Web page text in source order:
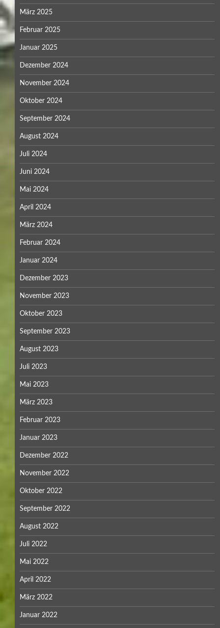
März 2025
Februar 2025
Januar 2025
Dezember 2024
November 2024
Oktober 2024
September 2024
August 2024
Juli 2024
Juni 2024
Mai 2024
April 2024
März 2024
Februar 2024
Januar 2024
Dezember 2023
November 2023
Oktober 2023
September 2023
August 2023
Juli 2023
Mai 2023
März 2023
Februar 2023
Januar 2023
Dezember 2022
November 2022
Oktober 2022
September 2022
August 2022
Juli 2022
Mai 2022
April 2022
März 2022
Januar 2022